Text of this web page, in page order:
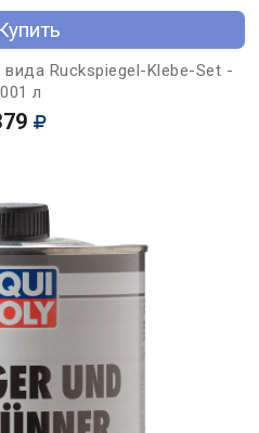
Ruckspiegel-Klebe-Set -
л